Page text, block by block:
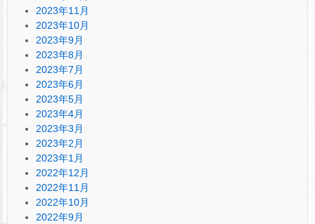
2023年11月
2023年10月
2023年9月
2023年8月
2023年7月
2023年6月
2023年5月
2023年4月
2023年3月
2023年2月
2023年1月
2022年12月
2022年11月
2022年10月
2022年9月